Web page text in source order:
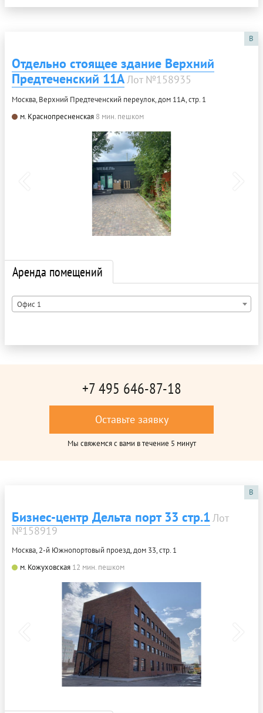
B
Отдельно стоящее здание Верхний
Предтеченский 11АЛот №158935
Москва, Верхний Предтеченский переулок, дом 11А, стр. 1
м. Краснопресненская 8 мин. пешком
Аренда помещений
Офис 1
+7 495 646-87-18
Оставьте заявку
Мы свяжемся с вами в течение 5 минут
B
Бизнес-центр Дельта порт 33 стр.1 Лот
№158919
Москва, 2-й Южнопортовый проезд, дом 33, стр. 1
м. Кожуховская 12 мин. пешком